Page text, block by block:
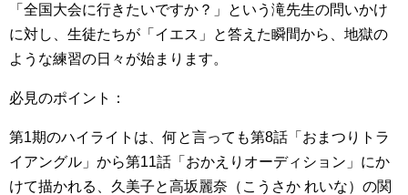
「全国大会に行きたいですか？」という滝先生の問いかけ
に対し、生徒たちが「イエス」と答えた瞬間から、地獄の
ような練習の日々が始まります。
必見のポイント：
第1期のハイライトは、何と言っても第8話「おまつりトラ
イアングル」から第11話「おかえりオーディション」にか
けて描かれる、久美子と高坂麗奈（こうさか れいな）の関